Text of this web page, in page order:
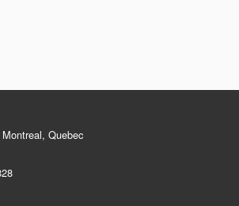
Quebec